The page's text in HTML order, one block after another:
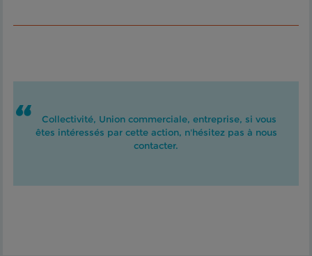
Collectivité, Union commerciale, entreprise, si vous
êtes intéressés par cette action, n'hésitez pas à nous
contacter.